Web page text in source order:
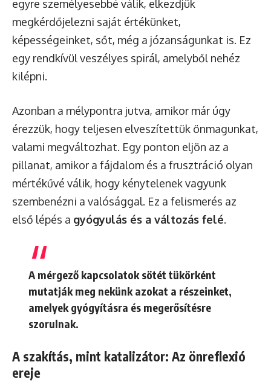
egyre személyesebbé válik, elkezdjük
megkérdőjelezni saját értékünket,
képességeinket, sőt, még a józanságunkat is. Ez
egy rendkívül veszélyes spirál, amelyből nehéz
kilépni.
Azonban a mélypontra jutva, amikor már úgy
érezzük, hogy teljesen elveszítettük önmagunkat,
valami megváltozhat. Egy ponton eljön az a
pillanat, amikor a fájdalom és a frusztráció olyan
mértékűvé válik, hogy kénytelenek vagyunk
szembenézni a valósággal. Ez a felismerés az
első lépés a gyógyulás és a változás felé.
A mérgező kapcsolatok sötét tükörként
mutatják meg nekünk azokat a részeinket,
amelyek gyógyításra és megerősítésre
szorulnak.
A szakítás, mint katalizátor: Az önreflexió
ereje